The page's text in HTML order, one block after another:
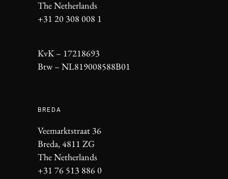
The Netherlands
+31 20 308 008 1
KvK – 17218693
Btw – NL819008588B01
BREDA
Veemarktstraat 36
Breda, 4811 ZG
The Netherlands
+31 76 513 886 0